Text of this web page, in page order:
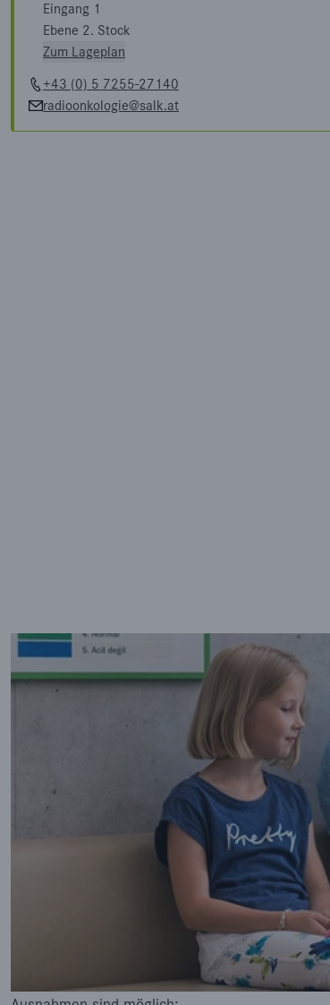
Eingang 1
Ebene 2. Stock
Zum Lageplan
+43 (0) 5 7255-27140
radioonkologie@salk.at